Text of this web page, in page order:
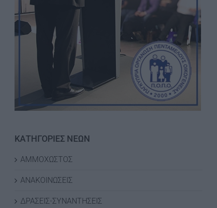
ΚΑΤΗΓΟΡΙΕΣ ΝΕΩΝ
ΑΜΜΟΧΩΣΤΟΣ
ΑΝΑΚΟΙΝΩΣΕΙΣ
ΔΡΑΣΕΙΣ-ΣΥΝΑΝΤΗΣΕΙΣ